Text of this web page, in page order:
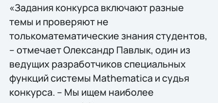
«Задания конкурса включают разные
темы и проверяют не
толькоматематические знания студентов,
– отмечает Oлександр Павлык, один из
ведущих разработчиков специальных
функций системы Mathematica и судья
конкурса. – Мы ищем наиболее